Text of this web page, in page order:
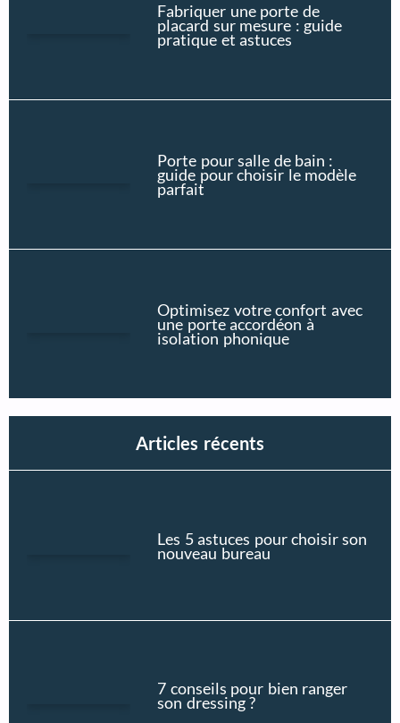
Fabriquer une porte de
placard sur mesure : guide
pratique et astuces
Porte pour salle de bain :
guide pour choisir le modèle
parfait
Optimisez votre confort avec
une porte accordéon à
isolation phonique
Articles récents
Les 5 astuces pour choisir son
nouveau bureau
7 conseils pour bien ranger
son dressing ?